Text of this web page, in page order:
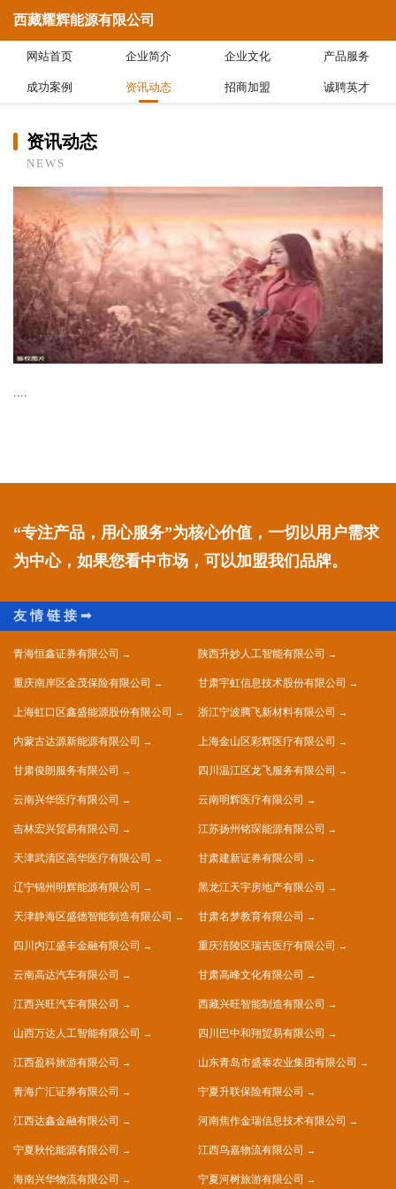
西藏耀辉能源有限公司
网站首页 企业简介 企业文化 产品服务
成功案例 资讯动态 招商加盟 诚聘英才
资讯动态
NEWS
....
“专注产品，用心服务”为核心价值，一切以用户需求
为中心，如果您看中市场，可以加盟我们品牌。
青海恒鑫证券有限公司 陕西升妙人工智能有限公司
重庆南岸区金茂保险有限公司 甘肃宇虹信息技术股份有限公司
上海虹口区鑫盛能源股份有限公司 浙江宁波腾飞新材料有限公司
内蒙古达源新能源有限公司 上海金山区彩辉医疗有限公司
甘肃俊朗服务有限公司 四川温江区龙飞服务有限公司
云南兴华医疗有限公司 云南明辉医疗有限公司
吉林宏兴贸易有限公司 江苏扬州铭琛能源有限公司
天津武清区高华医疗有限公司 甘肃建新证券有限公司
辽宁锦州明辉能源有限公司 黑龙江天宇房地产有限公司
天津静海区盛德智能制造有限公司 甘肃名梦教育有限公司
四川内江盛丰金融有限公司 重庆涪陵区瑞吉医疗有限公司
云南高达汽车有限公司 甘肃高峰文化有限公司
江西兴旺汽车有限公司 西藏兴旺智能制造有限公司
山西万达人工智能有限公司 四川巴中和翔贸易有限公司
江西盈科旅游有限公司 山东青岛市盛泰农业集团有限公司
青海广汇证券有限公司 宁夏升联保险有限公司
江西达鑫金融有限公司 河南焦作金瑞信息技术有限公司
宁夏秋伦能源有限公司 江西鸟嘉物流有限公司
海南兴华物流有限公司 宁夏河树旅游有限公司